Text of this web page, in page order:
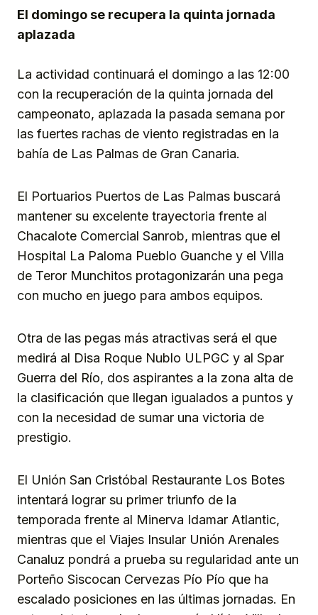
El domingo se recupera la quinta jornada
aplazada
La actividad continuará el domingo a las 12:00
con la recuperación de la quinta jornada del
campeonato, aplazada la pasada semana por
las fuertes rachas de viento registradas en la
bahía de Las Palmas de Gran Canaria.
El Portuarios Puertos de Las Palmas buscará
mantener su excelente trayectoria frente al
Chacalote Comercial Sanrob, mientras que el
Hospital La Paloma Pueblo Guanche y el Villa
de Teror Munchitos protagonizarán una pega
con mucho en juego para ambos equipos.
Otra de las pegas más atractivas será el que
medirá al Disa Roque Nublo ULPGC y al Spar
Guerra del Río, dos aspirantes a la zona alta de
la clasificación que llegan igualados a puntos y
con la necesidad de sumar una victoria de
prestigio.
El Unión San Cristóbal Restaurante Los Botes
intentará lograr su primer triunfo de la
temporada frente al Minerva Idamar Atlantic,
mientras que el Viajes Insular Unión Arenales
Canaluz pondrá a prueba su regularidad ante un
Porteño Siscocan Cervezas Pío Pío que ha
escalado posiciones en las últimas jornadas. En